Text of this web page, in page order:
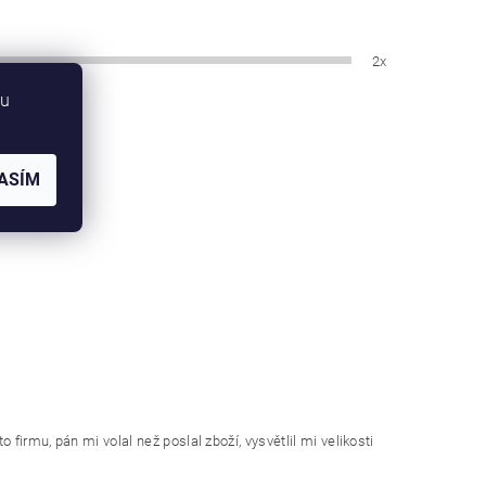
2x
firmu, pán mi volal než poslal zboží, vysvětlil mi velikosti